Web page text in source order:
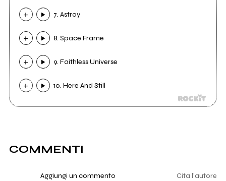
7. Astray
8. Space Frame
9. Faithless Universe
10. Here And Still
COMMENTI
Aggiungi un commento Cita l'autore